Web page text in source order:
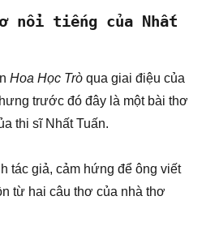
nổi tiếng của Nhất
Hoa Học Trò qua giai điệu của
trước đó đây là một bài thơ
thi sĩ Nhất Tuấn.
tác giả, cảm hứng để ông viết
từ hai câu thơ của nhà thơ